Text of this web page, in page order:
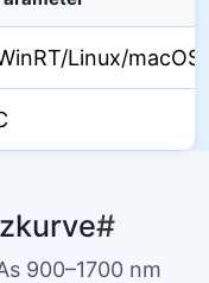
Linux/
#
900–1700 nm